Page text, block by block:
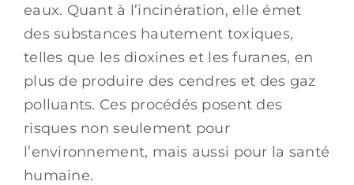
eaux. Quant à l’incinération, elle émet
des substances hautement toxiques,
telles que les dioxines et les furanes, en
plus de produire des cendres et des gaz
polluants. Ces procédés posent des
risques non seulement pour
l’environnement, mais aussi pour la santé
humaine.